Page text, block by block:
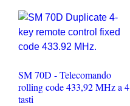
SM 70D - Telecomando
rolling code 433,92 MHz a 4
tasti